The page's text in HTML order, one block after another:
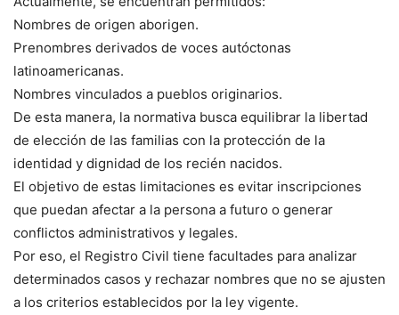
Nombres de origen aborigen.
Prenombres derivados de voces autóctonas
latinoamericanas.
Nombres vinculados a pueblos originarios.
De esta manera, la normativa busca equilibrar la libertad
de elección de las familias con la protección de la
identidad y dignidad de los recién nacidos.
El objetivo de estas limitaciones es evitar inscripciones
que puedan afectar a la persona a futuro o generar
conflictos administrativos y legales.
Por eso, el Registro Civil tiene facultades para analizar
determinados casos y rechazar nombres que no se ajusten
a los criterios establecidos por la ley vigente.